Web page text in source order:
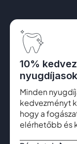
10%
Minden
kedvezményt
hogy a
elérhetőbb és